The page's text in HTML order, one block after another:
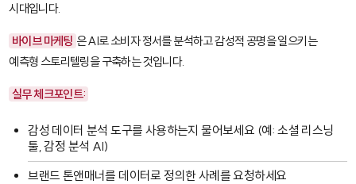
시대입니다.
바이브 마케팅 은 AI로 소비자 정서를 분석하고 감성적 공명을 일으키는
예측형 스토리텔링을 구축하는 것입니다.
실무 체크포인트:
감성 데이터 분석 도구를 사용하는지 물어보세요 (예: 소셜 리스닝
툴, 감정 분석 AI)
브랜드 톤앤매너를 데이터로 정의한 사례를 요청하세요